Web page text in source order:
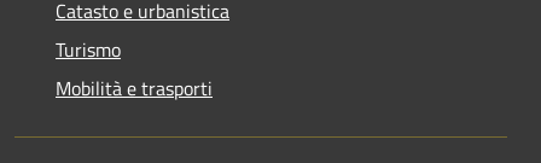
Catasto e urbanistica
Turismo
Mobilità e trasporti